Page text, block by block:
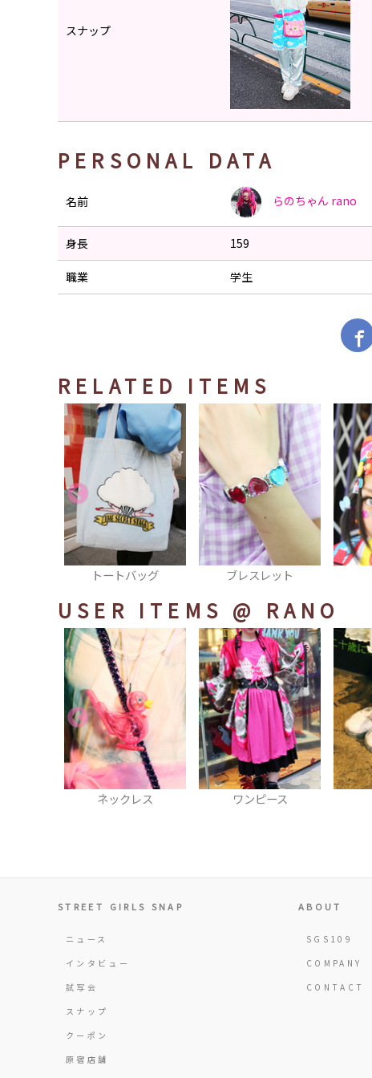
スナップ
PERSONAL DATA
名前 らのちゃん rano
身長 159
職業 学生
RELATED ITEMS
ブレスレット ヘアピン
USER ITEMS @ RANO
ワンピース サンダル
STREET GIRLS SNAP
ニュース
インタビュー
試写会
スナップ
クーポン
原宿店舗
ABOUT
SGS109
COMPANY
CONTACT